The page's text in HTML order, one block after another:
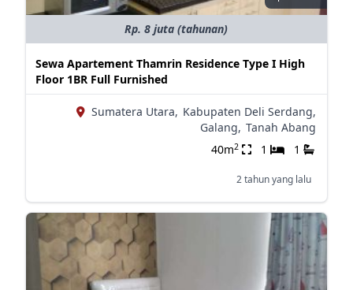
Rp. 8 juta (tahunan)
Sewa Apartement Thamrin Residence Type I High
Floor 1BR Full Furnished
Sumatera Utara, Kabupaten Deli Serdang,
Galang, Tanah Abang
40m2 1 1
2 tahun yang lalu